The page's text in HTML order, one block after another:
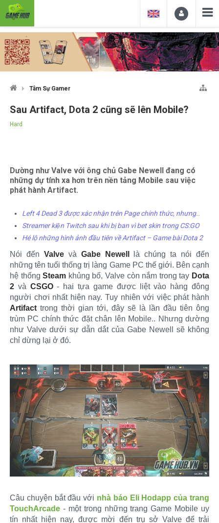
Tâm Sự Gamer
Sau Artifact, Dota 2 cũng sẽ lên Mobile?
Hard
Dường như Valve với ông chủ Gabe Newell đang có
những dự tính xa hơn trên nền tảng Mobile sau việc
phát hành Artifact.
Left 4 Dead 3 được xác nhận trên Page chính thức, nhưng..
Streamer kiện Twitch sau khi bị ban vì bet skin trong CS:GO
Hé lộ những hình ảnh đầu tiên về Artifact – Game bài Dota 2
Nói đến Valvevà Gabe Newell
là chúng ta nói đến
những tên tuổi thống trị làng Game PC thế giới. Bên cạnh
hệ thốngSteam khủng bố, Valve còn nắm trong tay Dota
2 và CSGO- hai tựa game được liệt vào hàng đông
người chơi nhất hiện nay. Tuy nhiên với việc phát hành
Artifact trong thời gian tới, đây sẽ là lần đầu tiên ông
trùm PC chính thức đặt chân lên Mobile.. Nhưng dường
như Valve dưới sự dẫn dắt của Gabe Newell sẽ không
chỉ dừng lại ở đó.
Câu chuyện bắt đầu với nhà báo Eli Hodapp của trang
TouchArcade - một trong những trang Game Mobile uy
tín nhất hiện nay, được mời đến trụ sở Valve để trải